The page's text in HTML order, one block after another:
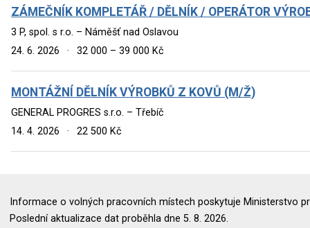
ZÁMEČNÍK KOMPLETÁŘ / DĚLNÍK / OPERÁTOR
3 P, spol. s r.o. – Náměšť nad Oslavou
24. 6. 2026
· 32 000 – 39 000 Kč
MONTÁŽNÍ DĚLNÍK VÝROBKŮ Z KOVŮ (M/Ž)
GENERAL PROGRES s.r.o. – Třebíč
14. 4. 2026
· 22 500 Kč
Informace o volných pracovních místech poskytuje Ministerstvo
Poslední aktualizace dat proběhla dne 5. 8. 2026.